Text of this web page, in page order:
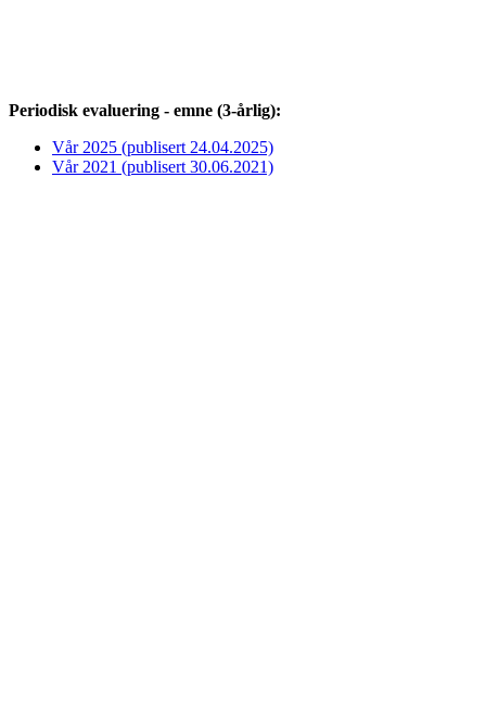
Periodisk evaluering - emne (3-årlig):
Vår 2025 (publisert 24.04.2025)
Vår 2021 (publisert 30.06.2021)